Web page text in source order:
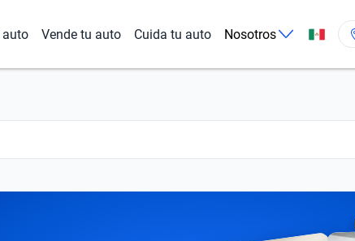
auto Vende tu auto Cuida tu auto Nosotros